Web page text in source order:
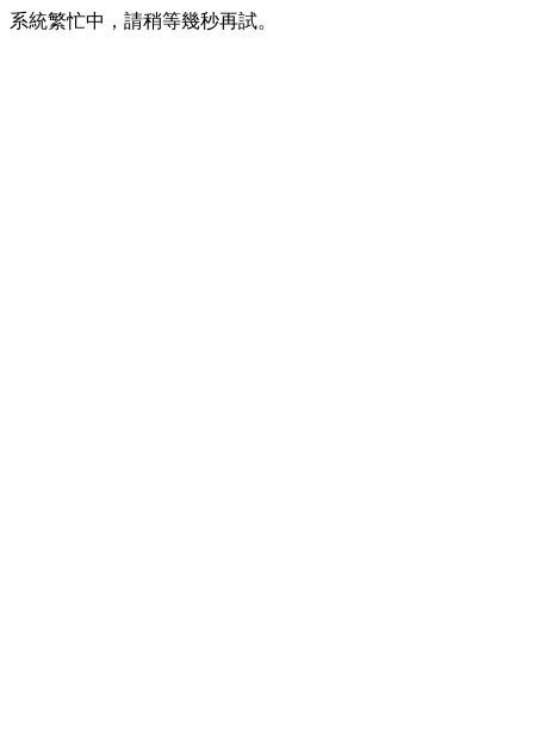
系統繁忙中，請稍等幾秒再試。